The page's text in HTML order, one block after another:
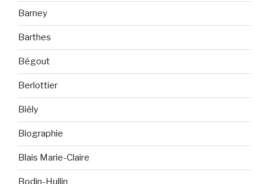
Barney
Barthes
Bégout
Berlottier
Biély
Biographie
Blais Marie-Claire
Bodin-Hullin